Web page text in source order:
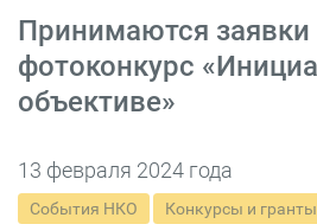
Принимаются заявки
фотоконкурс
объективе»
13 февраля 2024 года
События НКО Конкурсы и гранты